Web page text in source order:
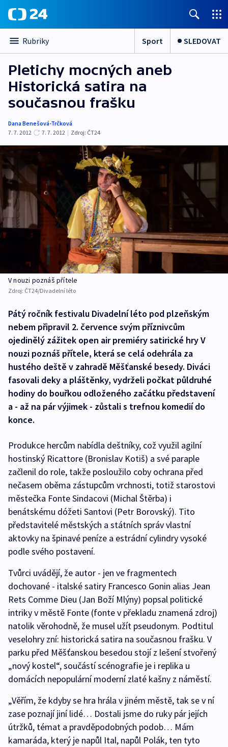
Rubriky Sport SLEDOVAT
Pletichy mocných aneb
Historická satira na
současnou frašku
Dana Benešová-Trčková
7. 7. 2012
7. 7. 2012 | Zdroj: ČT24
V nouzi poznáš přítele
Zdroj: ČT24/Divadelní léto
Pátý ročník festivalu Divadelní léto pod plzeňským
nebem připravil 2. července svým příznivcům
ojedinělý zážitek open air premiéry satirické hry V
nouzi poznáš přítele, která se celá odehrála za
hustého deště v zahradě Měšťanské besedy. Diváci
fasovali deky a pláštěnky, vydrželi počkat půldruhé
hodiny do bouřkou odloženého začátku představení
a - až na pár výjimek - zůstali s trefnou komedií do
konce.
Produkce hercům nabídla deštníky, což využil agilní
hostinský Ricattore (Bronislav Kotiš) a své paraple
začlenil do role, takže posloužilo coby ochrana před
nečasem oběma zástupcům vrchnosti, totiž starostovi
městečka Fonte Sindacovi (Michal Štěrba) i
benátskému dóžeti Santovi (Petr Borovský). Tito
představitelé městských a státních správ vlastní
aktovky na špinavé peníze a estrádní cylindry vysoké
podle svého postavení.
Tvůrci uvádějí, že autor - jen ve fragmentech
dochované - italské satiry Francesco Gonin alias Jean
Rets Comme Dieu (Jan Boží Mlýny) popsal politické
intriky v městě Fonte (fonte v překladu znamená zdroj)
natolik věrohodně, že musel užít pseudonym. Podtitul
veselohry zní: historická satira na současnou frašku. V
parku před Měšťanskou besedou stojí z lešení stvořený
„nový kostel“, součástí scénografie je i replika u
domácích nepopulární moderní zlaté kašny z náměstí.
„Věřím, že kdyby se hra hrála v jiném městě, tak se v ní
zase poznají jiní lidé… Dostali jsme do ruky pár jejích
útržků, témat a pravděpodobných podob… Mám
kamaráda, který je napůl Ital, napůl Polák, ten tyto